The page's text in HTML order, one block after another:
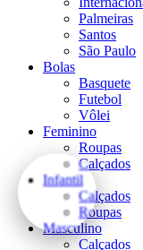
Palmeiras
Santos
São Paulo
Bolas
Basquete
Futebol
Vôlei
Feminino
Roupas
Calçados
Infantil
Calçados
Roupas
Masculino
Calçados